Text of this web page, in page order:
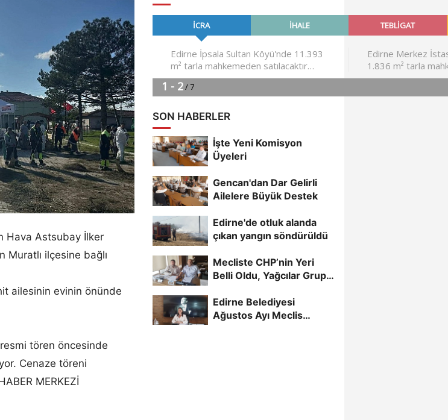
Hava Astsubay İlker
Muratlı ilçesine bağlı
ailesinin evinin önünde
resmi tören öncesinde
Cenaze töreni
MERKEZİ
SON HABERLER
İşte Yeni Komisyon
Üyeleri
Gencan'dan Dar Gelirli
Ailelere Büyük Destek
Edirne'de otluk alanda
çıkan yangın söndürüldü
Mecliste CHP’nin Yeri
Belli Oldu, Yağcılar Grup
Edirne Belediyesi
Ağustos Ayı Meclis